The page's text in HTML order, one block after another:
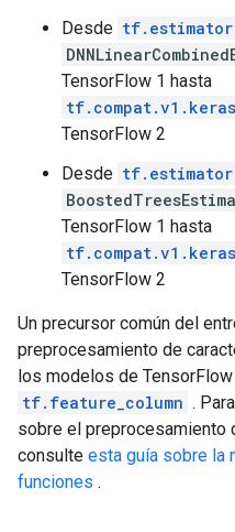
Desde tf.estimator
TensorFlow 1 hasta
TensorFlow 2
Desde tf.estimator
TensorFlow 1 hasta
TensorFlow 2
Un precursor común del
preprocesamiento de
los modelos de
tf.feature_column .
sobre el preprocesamiento
consulte esta guía sobre la
funciones .